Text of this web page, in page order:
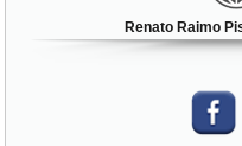
Renato Raimo